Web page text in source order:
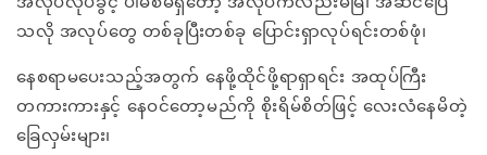
သလို အလုပ်တွေ တစ်ခုပြီးတစ်ခု ပြောင်းရှာလုပ်ရင်းတစ်ဖုံ၊
နေစရာမပေးသည့်အတွက် နေဖို့ထိုင်ဖို့ရာရှာရင်း အထုပ်ကြီး
တကားကားနှင့် နေဝင်တော့မည်ကို စိုးရိမ်စိတ်ဖြင့် လေးလံနေမိတဲ့
ခြေလှမ်းများ၊